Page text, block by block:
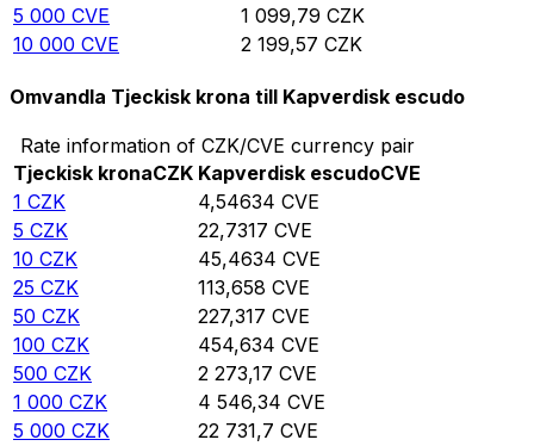
5 000 CVE 1 099,79 CZK
10 000 CVE 2 199,57 CZK
Omvandla Tjeckisk krona till Kapverdisk escudo
Rate information of CZK/CVE currency pair
Tjeckisk kronaCZK Kapverdisk escudoCVE
1 CZK 4,54634 CVE
5 CZK 22,7317 CVE
10 CZK 45,4634 CVE
25 CZK 113,658 CVE
50 CZK 227,317 CVE
100 CZK 454,634 CVE
500 CZK 2 273,17 CVE
1 000 CZK 4 546,34 CVE
5 000 CZK 22 731,7 CVE